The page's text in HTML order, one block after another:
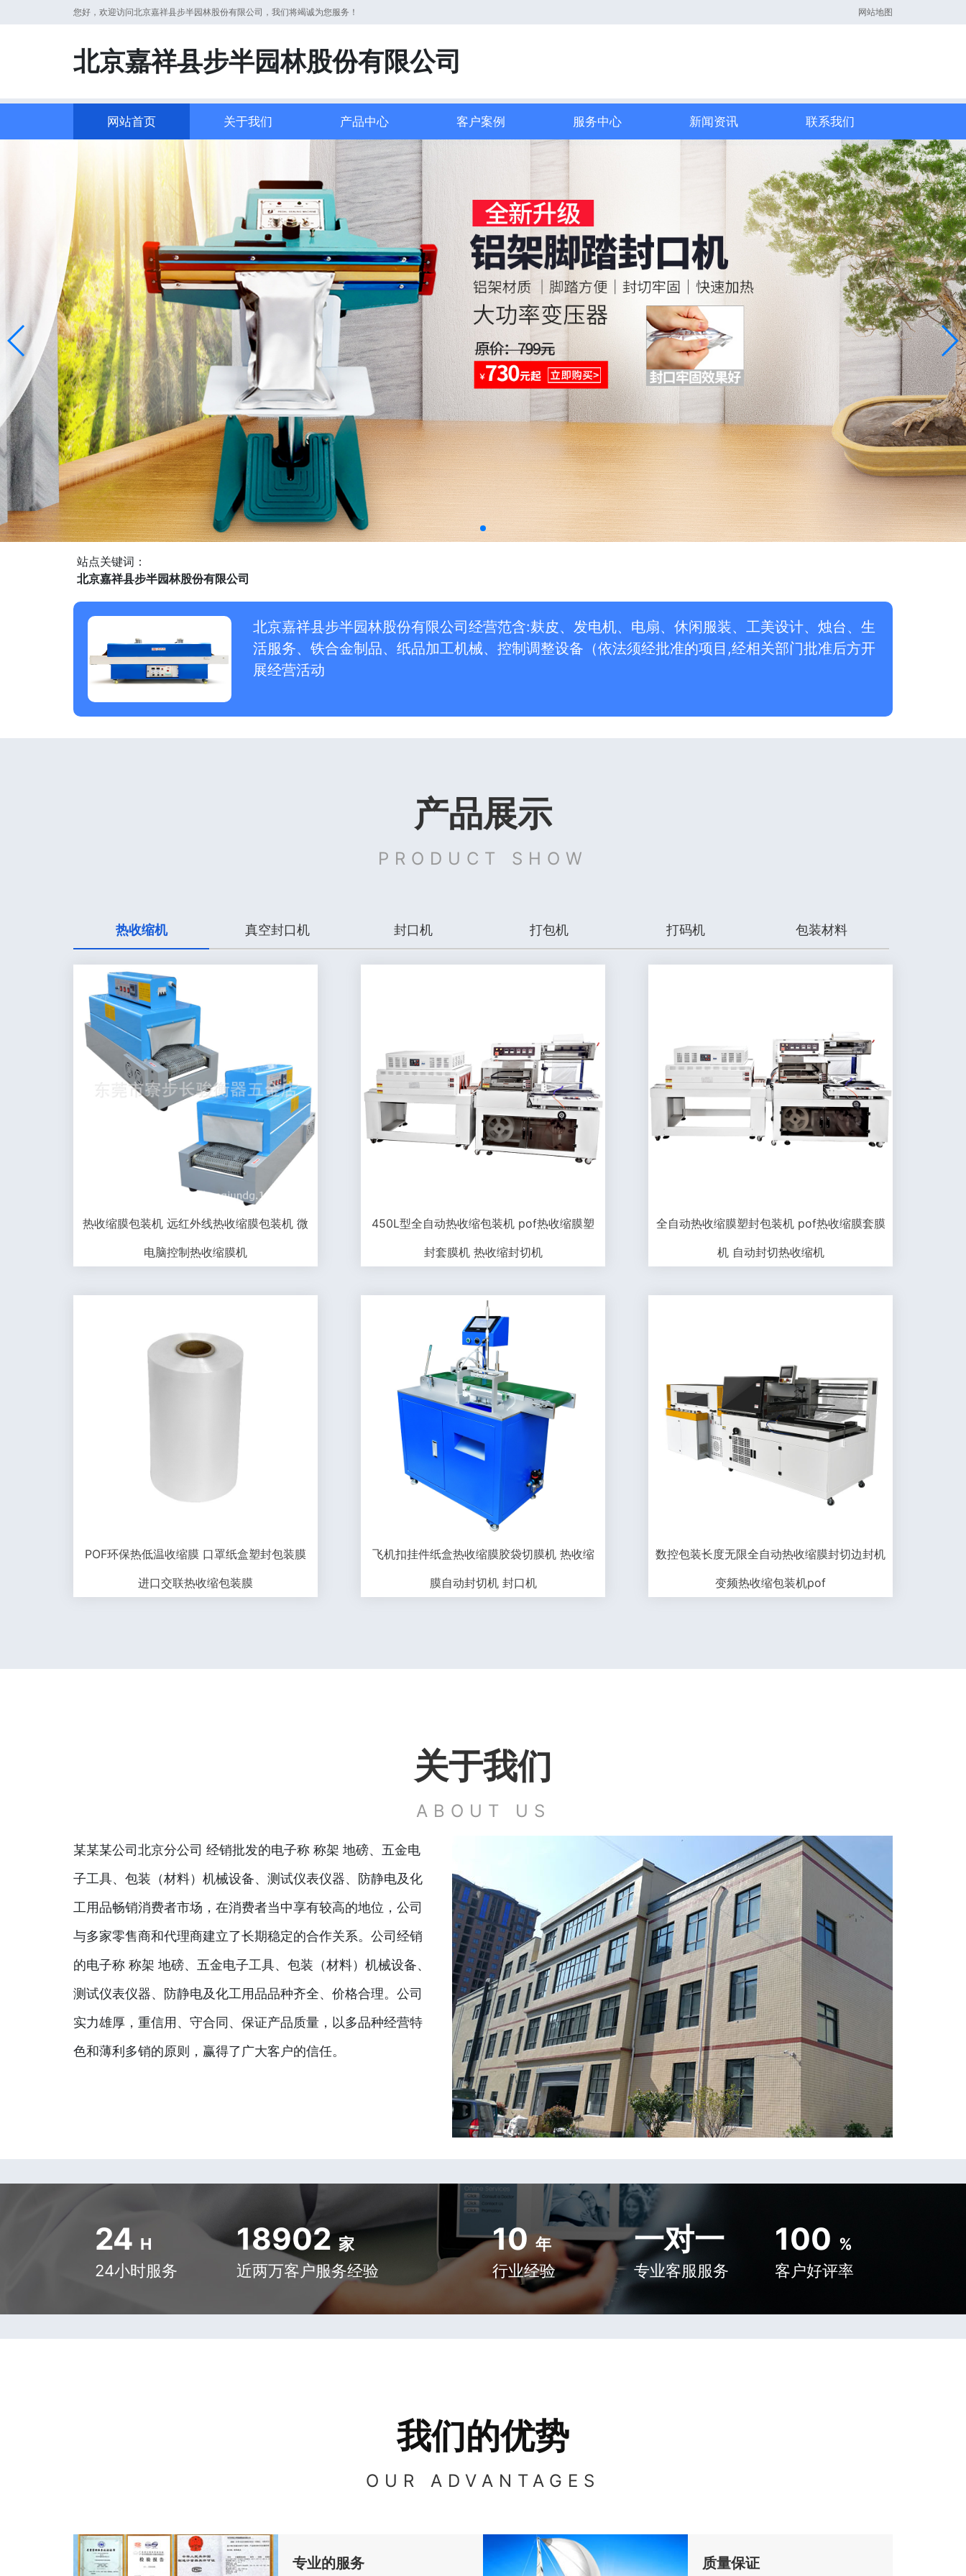
您好，欢迎访问北京嘉祥县步半园林股份有限公司，我们将竭诚为您服务！ 网站地图
北京嘉祥县步半园林股份有限公司
网站首页 关于我们 产品中心 客户案例 服务中心 新闻资讯 联系我们
站点关键词：
北京嘉祥县步半园林股份有限公司
北京嘉祥县步半园林股份有限公司经营范含:麸皮、发电机、电扇、休闲服装、工美设计、烛台、生
活服务、铁合金制品、纸品加工机械、控制调整设备（依法须经批准的项目,经相关部门批准后方开
展经营活动
产品展示
PRODUCT SHOW
热收缩机 真空封口机 封口机 打包机 打码机 包装材料
热收缩膜包装机 远红外线热收缩膜包装机 微
电脑控制热收缩膜机
450L型全自动热收缩包装机 pof热收缩膜塑
封套膜机 热收缩封切机
全自动热收缩膜塑封包装机 pof热收缩膜套膜
机 自动封切热收缩机
POF环保热低温收缩膜 口罩纸盒塑封包装膜
进口交联热收缩包装膜
飞机扣挂件纸盒热收缩膜胶袋切膜机 热收缩
膜自动封切机 封口机
数控包装长度无限全自动热收缩膜封切边封机
变频热收缩包装机pof
关于我们
ABOUT US
某某某公司北京分公司 经销批发的电子称 称架 地磅、五金电
子工具、包装（材料）机械设备、测试仪表仪器、防静电及化
工用品畅销消费者市场，在消费者当中享有较高的地位，公司
与多家零售商和代理商建立了长期稳定的合作关系。公司经销
的电子称 称架 地磅、五金电子工具、包装（材料）机械设备、
测试仪表仪器、防静电及化工用品品种齐全、价格合理。公司
实力雄厚，重信用、守合同、保证产品质量，以多品种经营特
色和薄利多销的原则，赢得了广大客户的信任。
24 H
24小时服务
18902 家
近两万客户服务经验
10 年
行业经验
一对一
专业客服服务
100 %
客户好评率
我们的优势
OUR ADVANTAGES
专业的服务 质量保证